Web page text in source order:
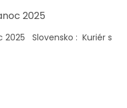
2025
2025 Slovensko : Kuriér s